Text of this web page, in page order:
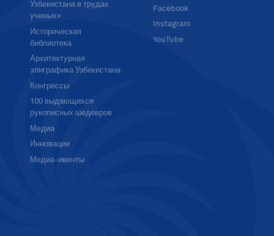
Узбекистана в трудах
ученых»
Историческая
библиотека
Архитектурная
эпиграфика Узбекистана
Конгрессы
100 выдающихся
рукописных шедевров
Медиа
Инновации
Медиа-ивенты
Facebook
Instagram
YouTube